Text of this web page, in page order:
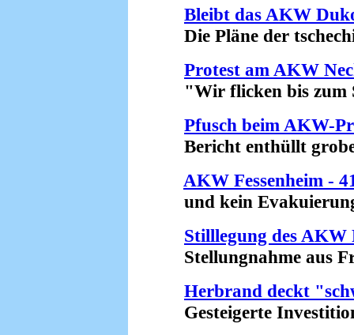
Bleibt das AKW
Die Pläne der
Protest am AKW
"Wir flicken bis zum
Pfusch beim AKW-
Bericht enthüllt grobe
AKW Fessenheim -
und kein
Stilllegung des AKW
Stellungnahme aus
Herbrand deckt
Gesteigerte